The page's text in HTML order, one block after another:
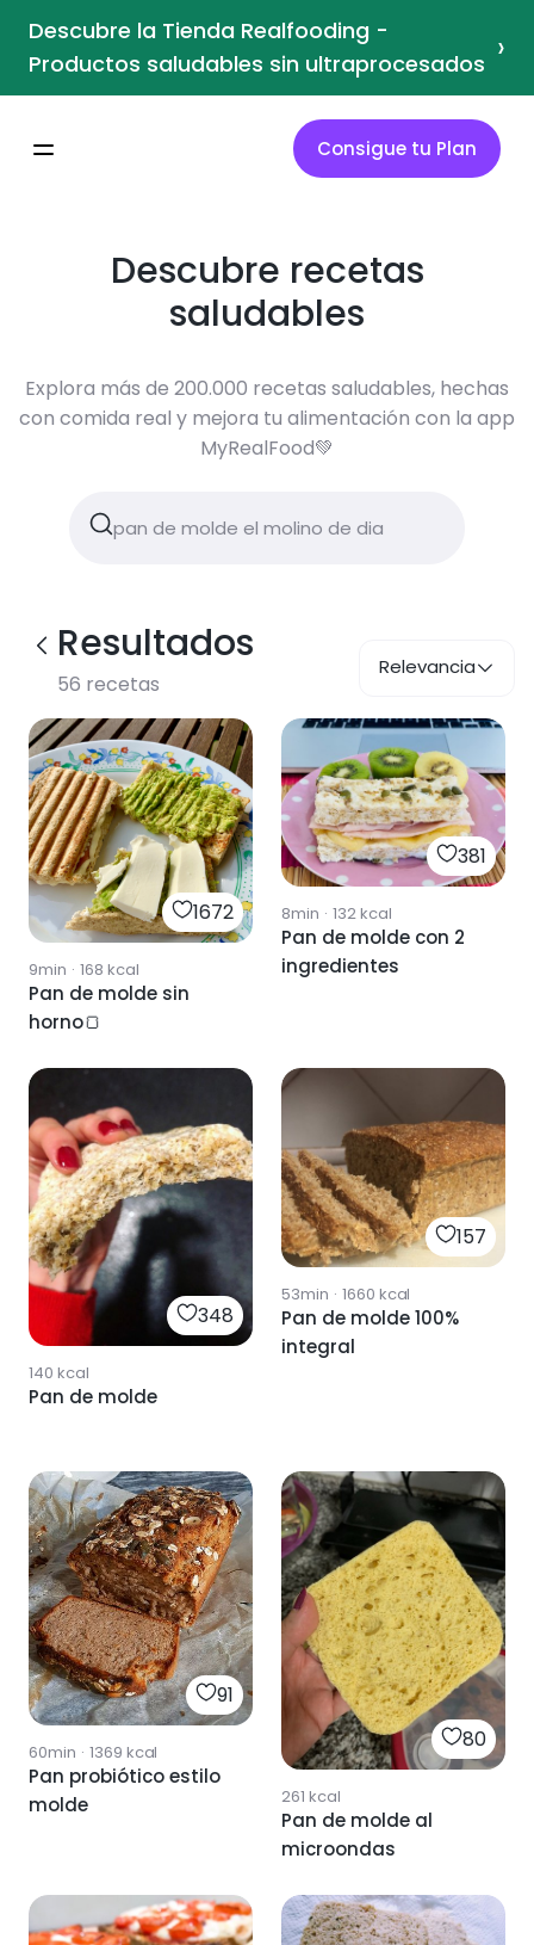
Descubre la Tienda Realfooding -
Productos saludables sin ultraprocesados ›
Consigue tu Plan
Descubre recetas
saludables
Explora más de 200.000 recetas saludables, hechas
con comida real y mejora tu alimentación con la app
MyRealFood💚
Resultados
56 recetas
Relevancia
1672
9min · 168 kcal
Pan de molde sin
horno🍞
381
8min · 132kcal
Pan de molde con 2
ingredientes
348
140 kcal
Pan de molde
157
53min · 1660 kcal
Pan de molde 100%
integral
91
60min · 1369 kcal
Pan probiótico estilo
molde
80
261 kcal
Pan de molde al
microondas